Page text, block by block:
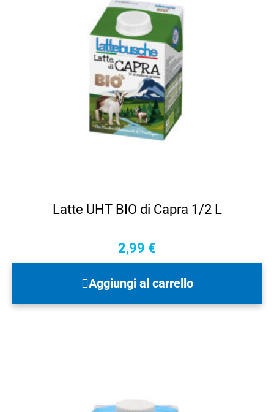
Latte UHT BIO di Capra 1/2 L
2,99 €
Aggiungi al carrello